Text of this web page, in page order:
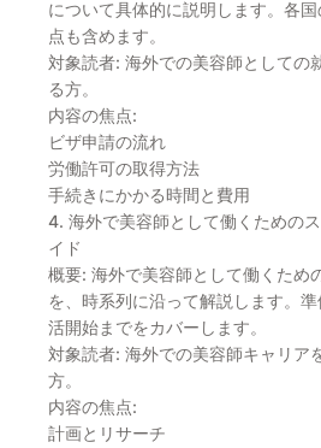
について具体的に説明します。各
点も含めます。
対象読者: 海外での美容師としての
る方。
内容の焦点:
ビザ申請の流れ
労働許可の取得方法
手続きにかかる時間と費用
4. 海外で美容師として働くための
イド
概要: 海外で美容師として働くため
を、時系列に沿って解説します。
活開始までをカバーします。
対象読者: 海外での美容師キャリア
方。
内容の焦点:
計画とリサーチ